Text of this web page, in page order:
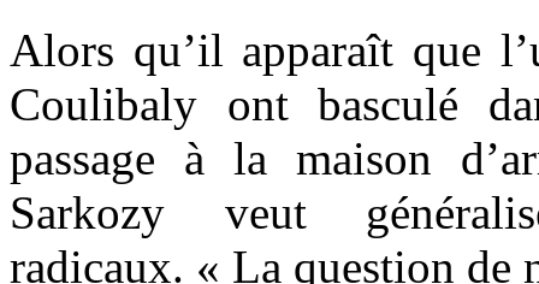
Alors qu’il apparaît que
Coulibaly ont basculé
passage à la maison
Sarkozy veut
radicaux. « La question de